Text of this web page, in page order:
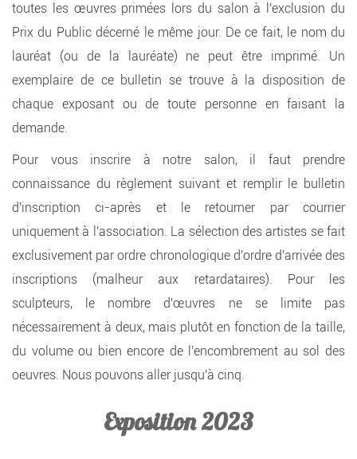
toutes les œuvres primées lors du salon à l'exclusion du
Prix du Public décerné le même jour. De ce fait, le nom du
lauréat (ou de la lauréate) ne peut être imprimé. Un
exemplaire de ce bulletin se trouve à la disposition de
chaque exposant ou de toute personne en faisant la
demande.
Pour vous inscrire à notre salon, il faut prendre
connaissance du règlement suivant et remplir le bulletin
d'inscription ci-après et le retourner par courrier
uniquement à l'association. La sélection des artistes se fait
exclusivement par ordre chronologique d'ordre d'arrivée des
inscriptions (malheur aux retardataires). Pour les
sculpteurs, le nombre d'œuvres ne se limite pas
nécessairement à deux, mais plutôt en fonction de la taille,
du volume ou bien encore de l'encombrement au sol des
oeuvres. Nous pouvons aller jusqu'à cinq.
Exposition 2023